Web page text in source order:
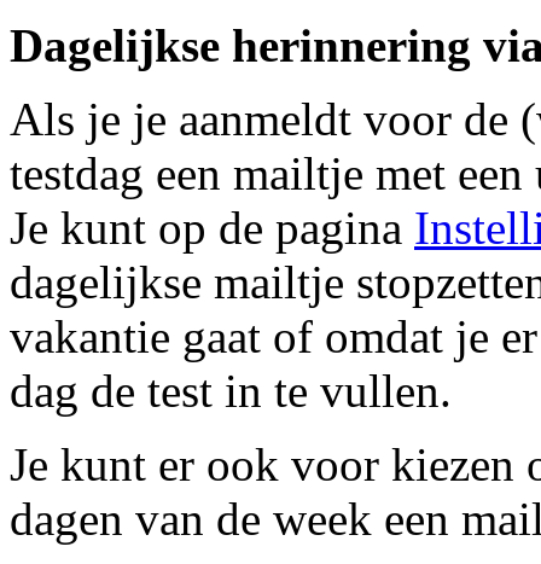
Dagelijkse herinnering
Als je je aanmeldt voor de
testdag een mailtje met
Je kunt op de pagina
dagelijkse mailtje
vakantie gaat of omdat je
dag de test in te vullen.
Je kunt er ook voor kiezen
dagen van de week een